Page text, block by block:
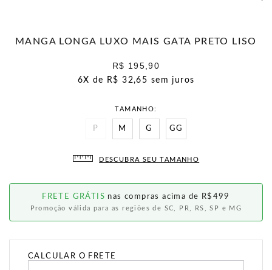
MANGA LONGA LUXO MAIS GATA PRETO LISO
R$ 195,90
6X de R$ 32,65 sem juros
TAMANHO
P M G GG
DESCUBRA SEU TAMANHO
FRETE GRÁTIS nas compras acima de R$499
Promoção válida para as regiões de SC, PR, RS, SP e MG
CALCULAR O FRETE